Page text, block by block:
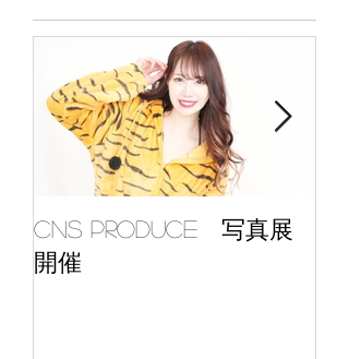
CNS Produce 写真展
開催